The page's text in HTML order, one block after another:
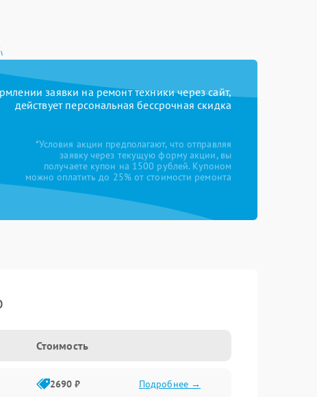
заявки на ремонт техники через сайт,
действует персональная бессрочная скидка
*Условия акции предполагают, что отправляя
заявку через текущую форму акции, вы
получаете купон на 1500 рублей. Купоном
можно оплатить до 25% от стоимости ремонта
Стоимость
2690 ₽ Подробнее →